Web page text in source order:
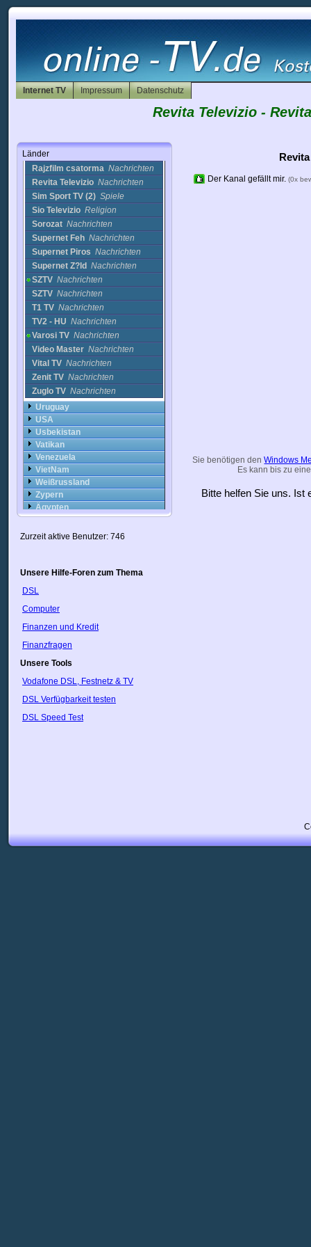
Internet TV Impressum Datenschutz
Revita Televizio -
Länder
Info 24 Nachrichten
Info24 TV Nachrichten
m1h Nachrichten
Nachrichten
Mellita TV Nachrichten
(Hungary) Nachrichten
Radio 93.6 FM
Rajzfilm csatorma Nachrichten
Revita Televizio Nachrichten
Sim Sport TV (2) Spiele
Sio Televizio Religion
Sorozat Nachrichten
Supernet Feh Nachrichten
Supernet Piros Nachrichten
Supernet Z?ld
Nachrichten
SZTV Nachrichten
SZTV Nachrichten
T1 TV Nachrichten
TV2 - HU Nachrichten
Varosi TV Nachrichten
Video Master Nachrichten
Vital TV Nachrichten
Zenit TV Nachrichten
Zuglo TV Nachrichten
Uruguay
USA
Usbekistan
Vatikan
Venezuela
VietNam
Weißrussland
Zypern
Ägypten
Österreich
Der Kanal gefällt mir. (0x
Sie benötigen denWindows
Es kann bis zu
Bitte helfen Sie uns.
Zurzeit aktive Benutzer: 746
Unsere Hilfe-Foren zum Thema
DSL
Computer
Finanzen und Kredit
Finanzfragen
Unsere Tools
Vodafone DSL, Festnetz & TV
DSL Verfügbarkeit testen
DSL Speed Test